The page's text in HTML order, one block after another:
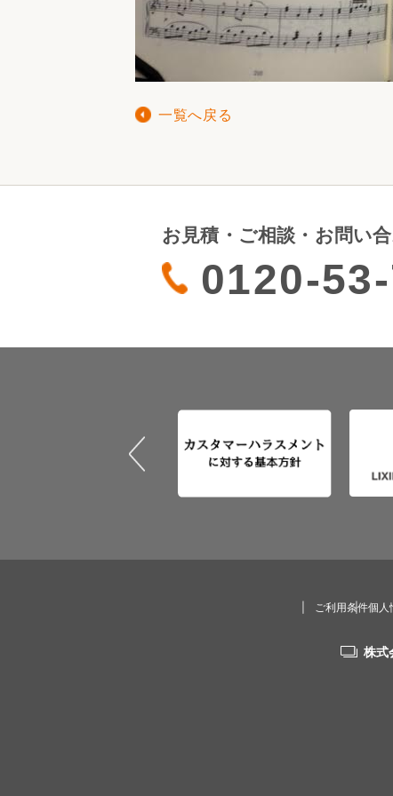
一覧へ戻る
お見積・ご相談・お問い
0120-
ご利用条件個人
株式